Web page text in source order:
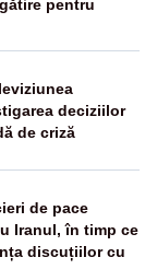
pentru
deciziilor
de criză
de pace
Iranul, în timp ce
discuțiilor cu